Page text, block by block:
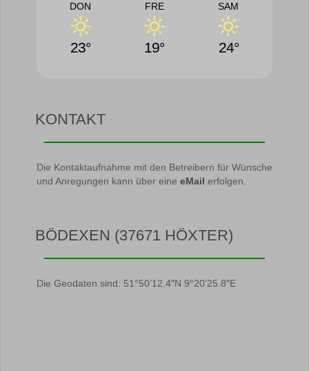
DON
23°
FRE
19°
SAM
24°
KONTAKT
Die Kontaktaufnahme mit den Betreibern für Wünsche
und Anregungen kann über eine eMail erfolgen.
BÖDEXEN (37671 HÖXTER)
Die Geodaten sind: 51°50’12.4″N 9°20’25.8″E